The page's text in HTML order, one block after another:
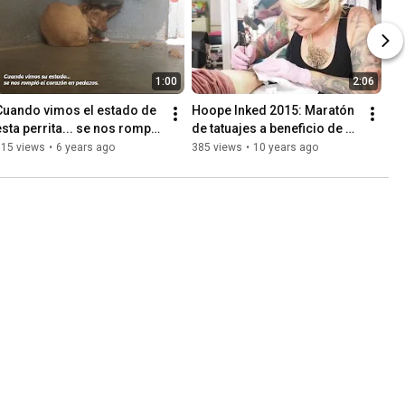
1:00
vimos el estado de
perrita... se nos rompió
corazón en pedazos
views • 6 years ago
2:06
Hoope Inked 2015: Maratón
de tatuajes a beneficio de
los animales
385 views • 10 years ago